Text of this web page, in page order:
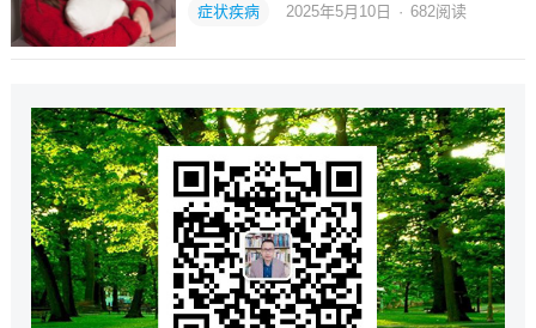
症状疾病 2025年5月10日 · 682阅读